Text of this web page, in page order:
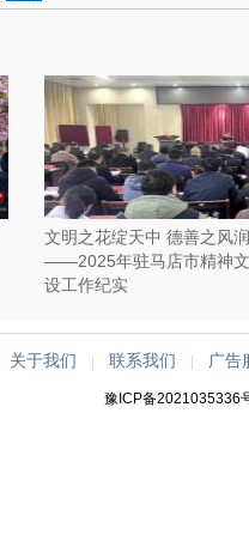
文明之花绽天中 德善之风
——2025年驻马店市精神
设工作纪实
关于我们 |联系我们 广告
豫ICP备2021035336